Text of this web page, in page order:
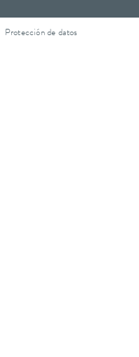
Protección de datos